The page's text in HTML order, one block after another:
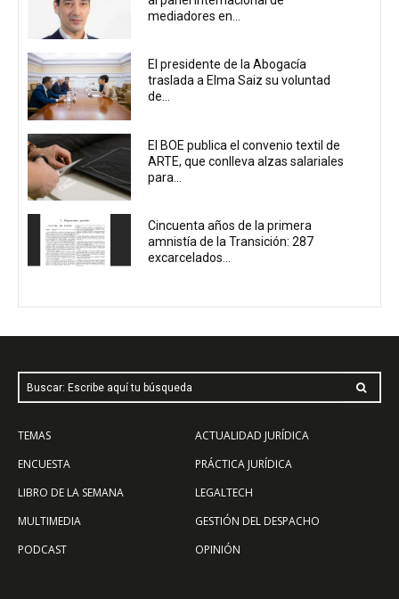
mediadores en...
El presidente de la Abogacía
traslada a Elma Saiz su voluntad
de...
El BOE publica el convenio textil de
ARTE, que conlleva alzas salariales
para...
Cincuenta años de la primera
amnistía de la Transición: 287
excarcelados...
Buscar: Escribe aquí tu búsqueda
TEMAS
ENCUESTA
LIBRO DE LA SEMANA
MULTIMEDIA
PODCAST
ACTUALIDAD JURÍDICA
PRÁCTICA JURÍDICA
LEGALTECH
GESTIÓN DEL DESPACHO
OPINIÓN